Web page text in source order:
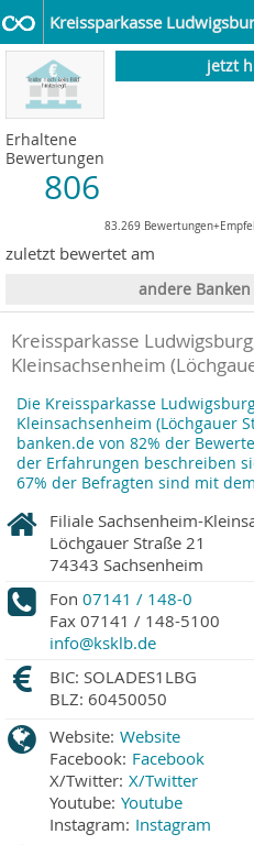
Kreissparkasse
jetzt
Erhaltene
Bewertungen
806
83.269
zuletzt bewertet am
andere
Kreissparkasse
Kleinsachsenheim
Die Kreissparkasse
Kleinsachsenheim (Löchgauer
banken.de von 82% der
der Erfahrungen beschreiben
67% der Befragten sind mit
Filiale Sachsenheim-
Löchgauer Straße 21
74343 Sachsenheim
Fon 07141 / 148-0
Fax 07141 / 148-5100
info@ksklb.de
BIC: SOLADES1LBG
BLZ: 60450050
Website: Website
Facebook: Facebook
X/Twitter: X/Twitter
Youtube: Youtube
Instagram: Instagram